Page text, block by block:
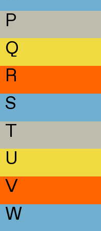
P
Q
R
S
T
U
V
W